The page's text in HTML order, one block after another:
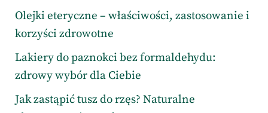
Olejki eteryczne – właściwości, zastosowanie i
korzyści zdrowotne
Lakiery do paznokci bez formaldehydu:
zdrowy wybór dla Ciebie
Jak zastąpić tusz do rzęs? Naturalne